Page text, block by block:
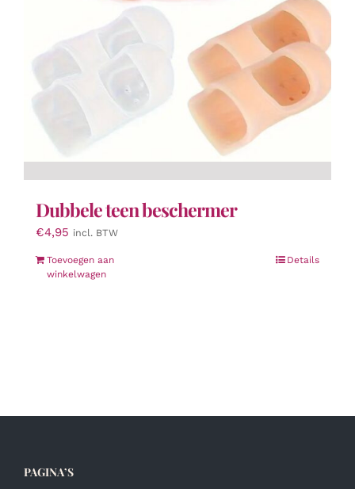
Dubbele teen beschermer
€4,95 incl. BTW
Toevoegen aan
winkelwagen
Details
PAGINA’S